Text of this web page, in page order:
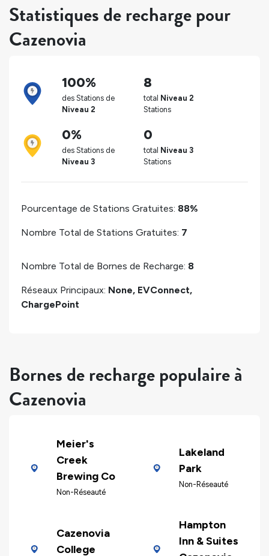
Statistiques de recharge pour
Cazenovia
100%
des Stations de
Niveau 2
8
total Niveau 2
Stations
0%
des Stations de
Niveau 3
0
total Niveau 3
Stations
Pourcentage de Stations Gratuites: 88%
Nombre Total de Stations Gratuites: 7
Nombre Total de Bornes de Recharge: 8
Réseaux Principaux: None, EVConnect,
ChargePoint
Bornes de recharge populaire à
Cazenovia
Meier's
Creek
Brewing Co
Non-Réseauté
Lakeland
Park
Non-Réseauté
Cazenovia
College
Hampton
Inn & Suites